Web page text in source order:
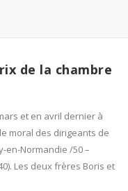
de la chambre
et en avril dernier à
moral des dirigeants de
en-Normandie /50 –
Les deux frères Boris et